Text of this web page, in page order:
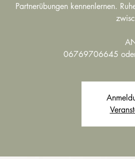
Partnerübungen kennenlernen.
06769706645 oder